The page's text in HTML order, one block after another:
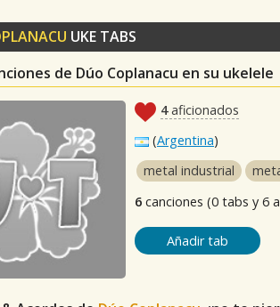
UKE TABS
de Dúo Coplanacu en su ukelele
4aficionados
(Argentina)
metal industrial
6 canciones (0 tabs y 6
Añadir tab